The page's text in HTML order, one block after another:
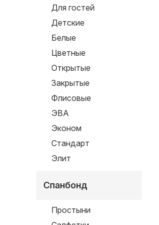
Для гостей
Детские
Белые
Цветные
Открытые
Закрытые
Флисовые
ЭВА
Эконом
Стандарт
Элит
Спанбонд
Простыни